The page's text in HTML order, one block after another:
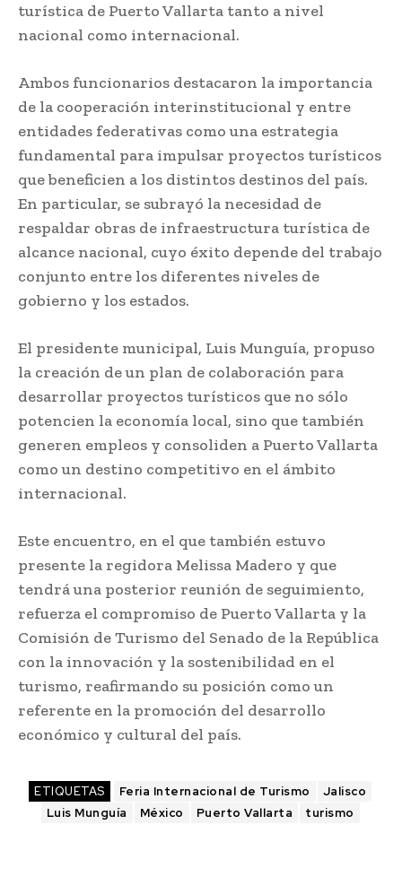
turística de Puerto Vallarta tanto a nivel
nacional como internacional.
Ambos funcionarios destacaron la importancia
de la cooperación interinstitucional y entre
entidades federativas como una estrategia
fundamental para impulsar proyectos turísticos
que beneficien a los distintos destinos del país.
En particular, se subrayó la necesidad de
respaldar obras de infraestructura turística de
alcance nacional, cuyo éxito depende del trabajo
conjunto entre los diferentes niveles de
gobierno y los estados.
El presidente municipal, Luis Munguía, propuso
la creación de un plan de colaboración para
desarrollar proyectos turísticos que no sólo
potencien la economía local, sino que también
generen empleos y consoliden a Puerto Vallarta
como un destino competitivo en el ámbito
internacional.
Este encuentro, en el que también estuvo
presente la regidora Melissa Madero y que
tendrá una posterior reunión de seguimiento,
refuerza el compromiso de Puerto Vallarta y la
Comisión de Turismo del Senado de la República
con la innovación y la sostenibilidad en el
turismo, reafirmando su posición como un
referente en la promoción del desarrollo
económico y cultural del país.
ETIQUETAS Feria Internacional de Turismo
Jalisco
Luis Munguía
México Puerto Vallarta turismo